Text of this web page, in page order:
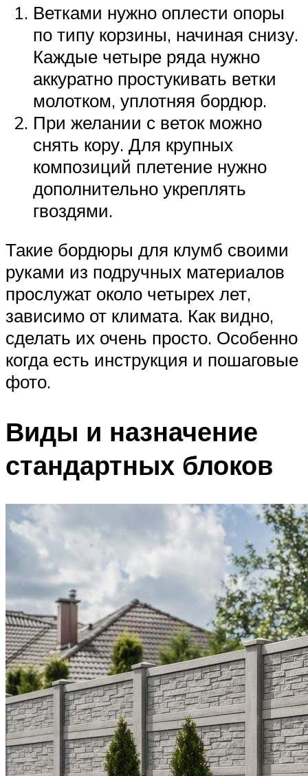
Ветками нужно оплести опоры
по типу корзины, начиная снизу.
Каждые четыре ряда нужно
аккуратно простукивать ветки
молотком, уплотняя бордюр.
При желании с веток можно
снять кору. Для крупных
композиций плетение нужно
дополнительно укреплять
гвоздями.
Такие бордюры для клумб своими
руками из подручных материалов
прослужат около четырех лет,
зависимо от климата. Как видно,
сделать их очень просто. Особенно
когда есть инструкция и пошаговые
фото.
Виды и назначение
стандартных блоков